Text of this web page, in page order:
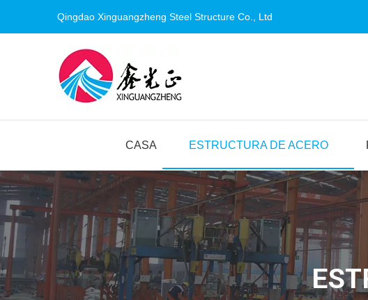
Qingdao Xinguangzheng Steel Structure Co., Ltd
CASA ESTRUCTURA DE ACERO